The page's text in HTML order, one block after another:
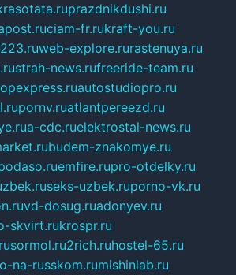
prazdnikdushi.ru
ciam-fr.rukraft-you.ru
web-explore.rurastenuya.ru
strah-news.rufreeride-team.ru
autostudiopro.ru
pornv.ruatlantpereezd.ru
a-cdc.ruelektrostal-news.ru
budem-znakomye.ru
emfire.rupro-otdelky.ru
seks-uzbek.ruporno-vk.ru
vd-dosug.ruadonyev.ru
skvirt.rukrospr.ru
sormol.ru2rich.ruhostel-65.ru
na-russkom.rumishinlab.ru